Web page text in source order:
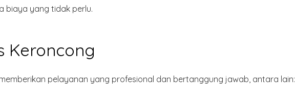
biaya yang tidak perlu.
Keroncong
pelayanan yang profesional dan bertanggung jawab, antara lain: